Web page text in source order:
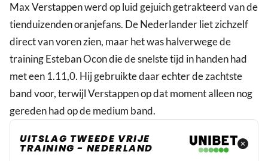
Max Verstappen werd op luid gejuich getrakteerd van de
tienduizenden oranjefans. De Nederlander liet zichzelf
direct van voren zien, maar het was halverwege de
training Esteban Ocon die de snelste tijd in handen had
met een 1.11,0. Hij gebruikte daar echter de zachtste
band voor, terwijl Verstappen op dat moment alleen nog
gereden had op de medium band.
UITSLAG TWEEDE VRIJE
TRAINING - NEDERLAND